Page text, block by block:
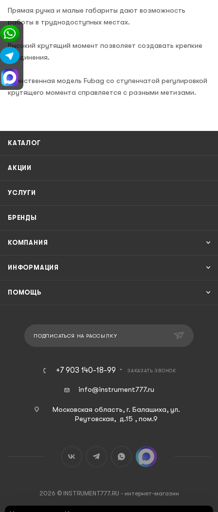
Прямая ручка и малые габариты дают возможность
работы в труднодоступных местах.
Высокий крутящий момент позволяет создавать крепкие
соединения.
Единственная модель Fubag со ступенчатой регулировкой
крутящего момента справляется с разными метизами.
КАТАЛОГ
АКЦИИ
УСЛУГИ
БРЕНДЫ
КОМПАНИЯ
ИНФОРМАЦИЯ
ПОМОЩЬ
ПОДПИСАТЬСЯ НА РАССЫЛКУ
+7 903 140-18-99 ЗАКАЗАТЬ ЗВОНОК
info@instrument777.ru
Московская область, г. Балашиха, ул.
Реутовская, д.15 , пом.9
2026 © INSTRUMENT777.RU - интернет-магазин